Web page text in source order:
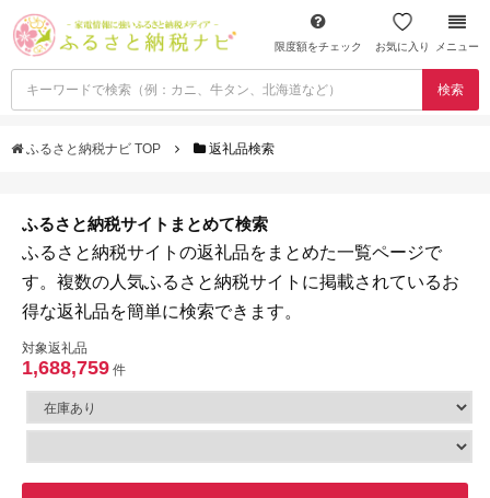
限度額をチェック お気に入り メニュー
検索
ふるさと納税ナビ TOP 返礼品検索
ふるさと納税サイトまとめて検索
ふるさと納税サイトの返礼品をまとめた一覧ページで
す。複数の人気ふるさと納税サイトに掲載されているお
得な返礼品を簡単に検索できます。
対象返礼品
1,688,759 件